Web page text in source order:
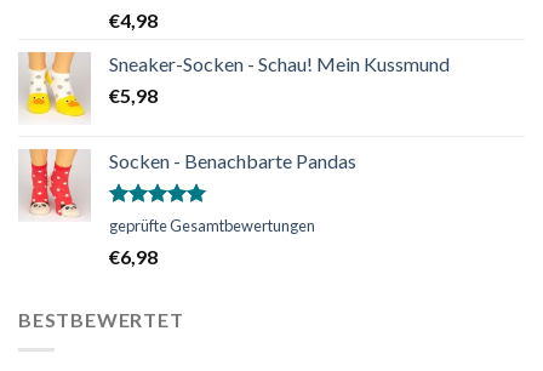
von 5
€4,98
Sneaker-Socken - Schau! Mein Kussmund
€5,98
Socken - Benachbarte Pandas
Bewertet
von 5
geprüfte Gesamtbewertungen
€6,98
BESTBEWERTET